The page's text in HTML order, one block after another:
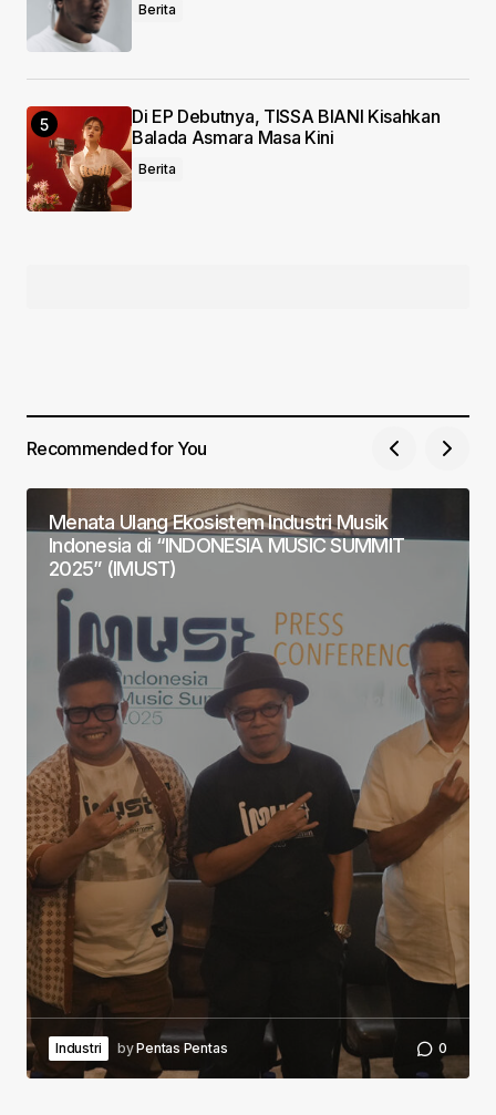
Berita
Di EP Debutnya, TISSA BIANI Kisahkan
Balada Asmara Masa Kini
Berita
Recommended for You
Menata Ulang Ekosistem Industri Musik
Indonesia di “INDONESIA MUSIC SUMMIT
2025” (IMUST)
Industri byPentas Pentas 0